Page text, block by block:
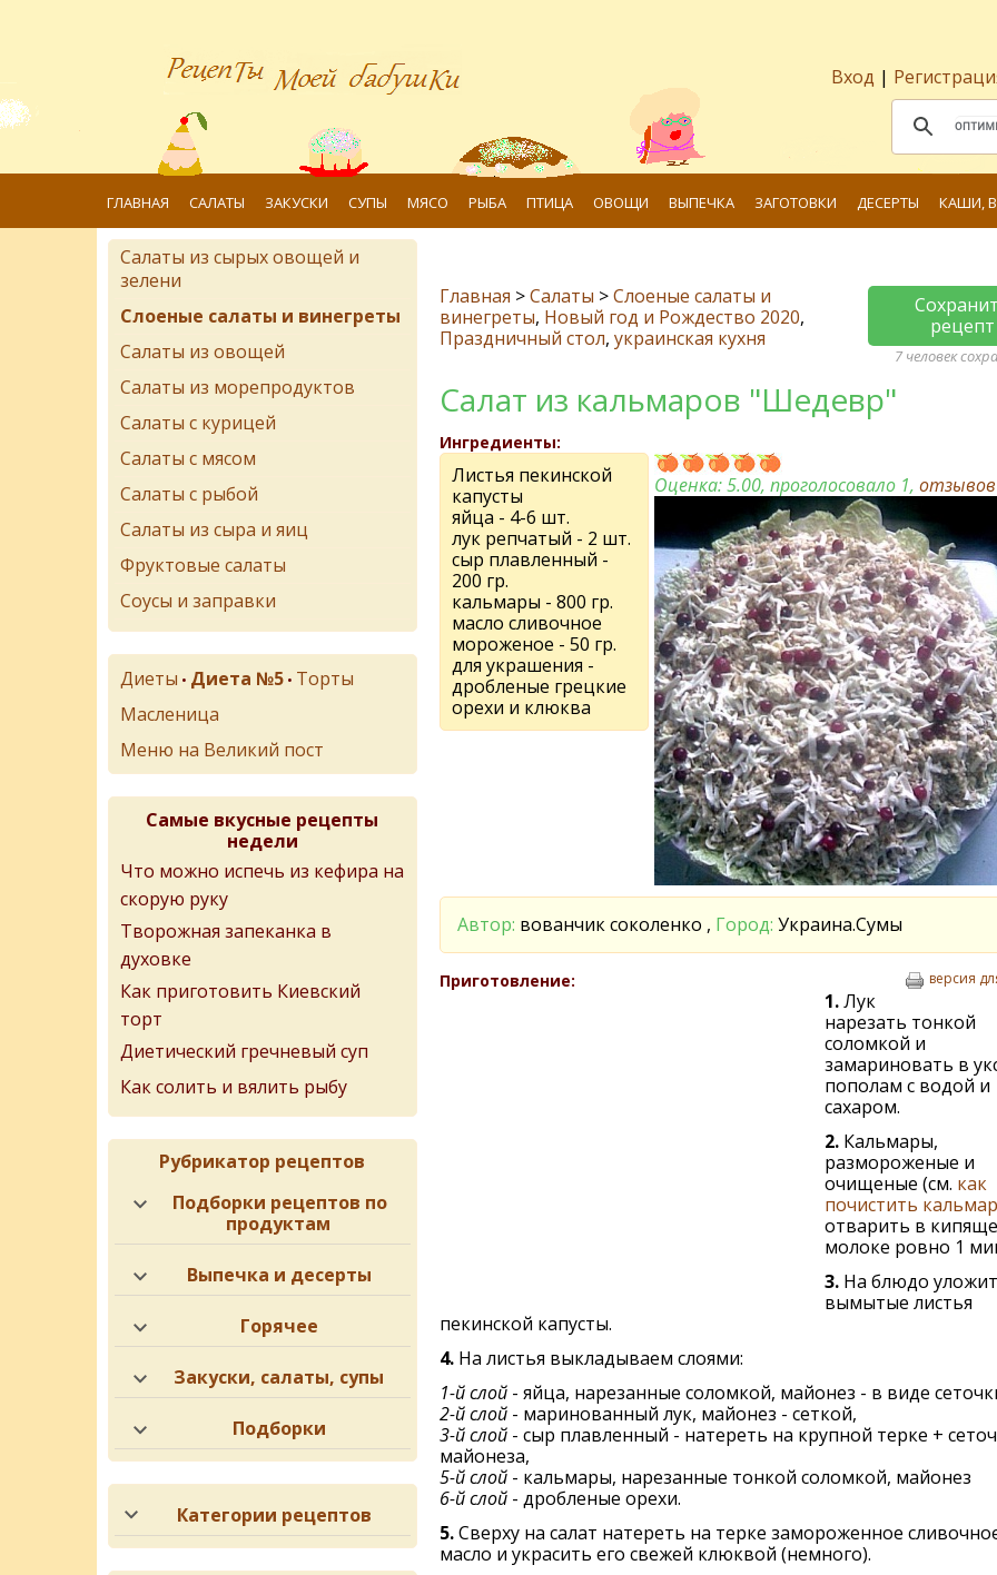
Вход |
ГЛАВНАЯ САЛАТЫ ЗАКУСКИ СУПЫ МЯСО РЫБА ПТИЦА ОВОЩИ ВЫПЕЧКА ЗАГОТОВКИ ДЕСЕРТЫ КАШИ,
Главная >Салаты >Слоеные салаты и
винегреты, Новый год и Рождество 2020,
Праздничный стол, украинская кухня
рецепт
7 человек
Салат из кальмаров "Шедевр"
Ингредиенты:
Листья пекинской
капусты
яйца - 4-6 шт.
лук репчатый - 2 шт.
сыр плавленный -
200 гр.
кальмары - 800 гр.
масло сливочное
мороженое - 50 гр.
для украшения -
дробленые грецкие
орехи и клюква
Оценка:5.00, проголосовало 1,
Автор: вованчик соколенко , Город: Украина.Сумы
Приготовление: версия
1.Лук
нарезать тонкой
соломкой и
замариновать в
пополам с водой и
сахаром.
2.Кальмары,
размороженые и
очищеные (см. как
почистить
отварить в
молоке ровно 1
3.На блюдо
вымытые листья
пекинской капусты.
4.На листья выкладываем слоями:
1-й слой- яйца, нарезанные соломкой, майонез - в виде
2-й слой- маринованный лук, майонез - сеткой,
3-й слой- сыр плавленный - натереть на крупной терке +
майонеза,
5-й слой- кальмары, нарезанные тонкой соломкой, майонез
6-й слой- дробленые орехи.
5.Сверху на салат натереть на терке замороженное
масло и украсить его свежей клюквой (немного).
Салаты из сырых овощей и
зелени
Слоеные салаты и винегреты
Салаты из овощей
Салаты из морепродуктов
Салаты с курицей
Салаты с мясом
Салаты с рыбой
Салаты из сыра и яиц
Фруктовые салаты
Соусы и заправки
Диеты • Диета №5 • Торты
Масленица
Меню на Великий пост
Самые вкусные рецепты
недели
Что можно испечь из кефира на
скорую руку
Творожная запеканка в
духовке
Как приготовить Киевский
торт
Диетический гречневый суп
Как солить и вялить рыбу
Рубрикатор рецептов
Подборки рецептов по
продуктам
Выпечка и десерты
Горячее
Закуски, салаты, супы
Подборки
Категории рецептов